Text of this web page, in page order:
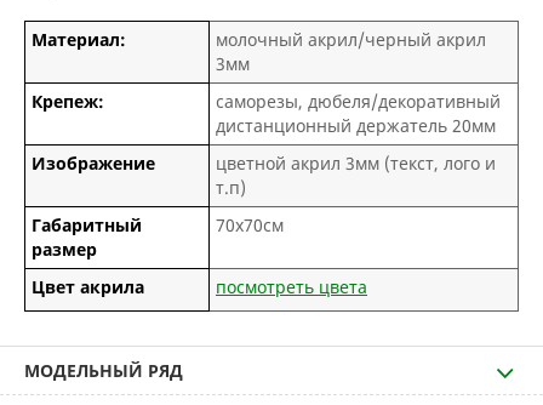
Материал:
молочный акрил/черный акрил
3мм
Крепеж:
саморезы, дюбеля/декоративный
дистанционный держатель 20мм
Изображение
цветной акрил 3мм (текст, лого и
т.п)
Габаритный
размер
70х70см
Цвет акрила посмотреть цвета
МОДЕЛЬНЫЙ РЯД